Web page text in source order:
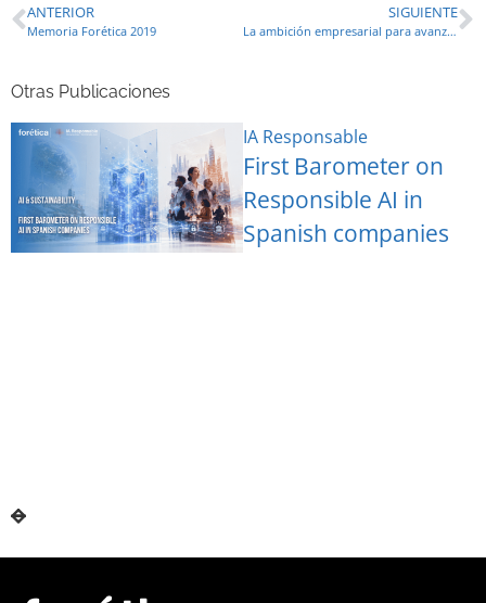
ANTERIOR
Memoria Forética 2019
SIGUIENTE
La ambición empresarial para avanzar hacia la nueva economía de plásticos
Otras Publicaciones
IA Responsable
First Barometer on
Responsible AI in
Spanish companies